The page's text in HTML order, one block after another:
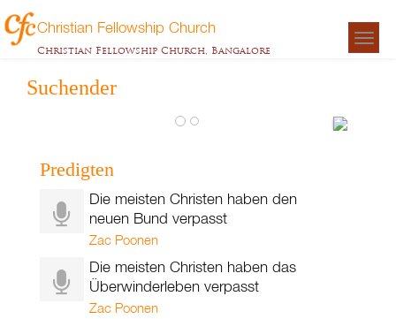
Christian Fellowship Church
Christian Fellowship Church, Bangalore
Suchender
Predigten
Die meisten Christen haben den
neuen Bund verpasst
Zac Poonen
Die meisten Christen haben das
Überwinderleben verpasst
Zac Poonen